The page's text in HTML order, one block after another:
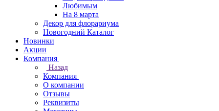
Любимым
На 8 марта
Декор для флорариума
Новогодний Каталог
Новинки
Акции
Компания
Назад
Компания
О компании
Отзывы
Реквизиты